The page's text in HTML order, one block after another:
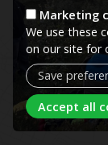
Marketing
We use these
on our site for
Save
Accept all